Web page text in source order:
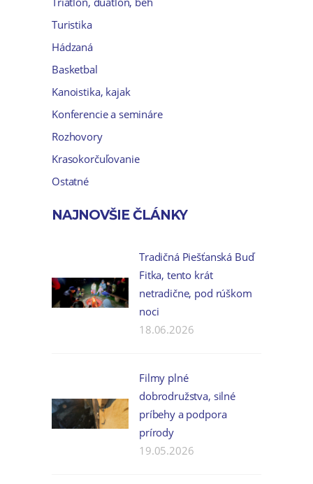
Turistika
Hádzaná
Basketbal
Kanoistika, kajak
Konferencie a semináre
Rozhovory
Krasokorčuľovanie
Ostatné
NAJNOVŠIE ČLÁNKY
Tradičná Piešťanská Buď
Fitka, tento krát
netradične, pod rúškom
noci
18.06.2026
Filmy plné
dobrodružstva, silné
príbehy a podpora
prírody
19.05.2026